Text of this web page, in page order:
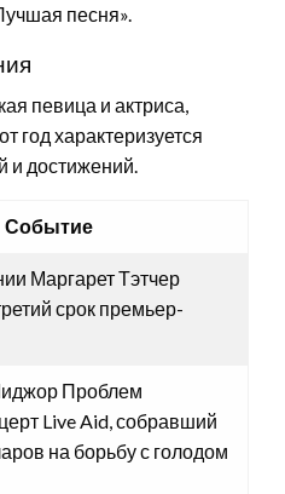
песня».
певица и актриса,
год характеризуется
и достижений.
Событие
Маргарет Тэтчер
срок премьер-
Проблем
Live Aid, собравший
на борьбу с голодом